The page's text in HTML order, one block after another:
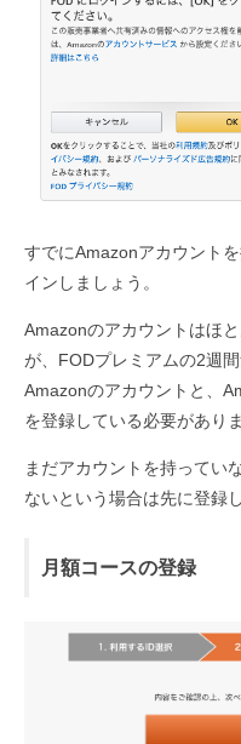
すでにAmazonアカウント
インしましょう。
Amazonのアカウントはほ
が、FODプレミアムの2週
Amazonのアカウントと、
を登録している必要がありま
まだアカウントを持ってい
ないという場合は先に登録
月額コースの登録